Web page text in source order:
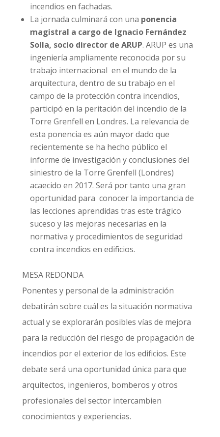
incendios en fachadas.
La jornada culminará con una ponencia
magistral a cargo de Ignacio Fernández
Solla, socio director de ARUP. ARUP es una
ingeniería ampliamente reconocida por su
trabajo internacional en el mundo de la
arquitectura, dentro de su trabajo en el
campo de la protección contra incendios,
participó en la peritación del incendio de la
Torre Grenfell en Londres. La relevancia de
esta ponencia es aún mayor dado que
recientemente se ha hecho público el
informe de investigación y conclusiones del
siniestro de la Torre Grenfell (Londres)
acaecido en 2017. Será por tanto una gran
oportunidad para conocer la importancia de
las lecciones aprendidas tras este trágico
suceso y las mejoras necesarias en la
normativa y procedimientos de seguridad
contra incendios en edificios.
MESA REDONDA
Ponentes y personal de la administración
debatirán sobre cuál es la situación normativa
actual y se explorarán posibles vías de mejora
para la reducción del riesgo de propagación de
incendios por el exterior de los edificios. Este
debate será una oportunidad única para que
arquitectos, ingenieros, bomberos y otros
profesionales del sector intercambien
conocimientos y experiencias.